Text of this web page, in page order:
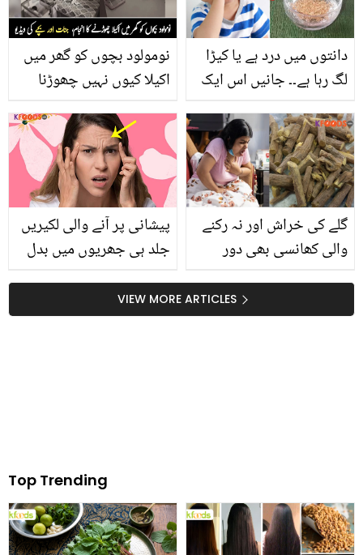
نومولود بچوں کو گھر میں
اکیلا کیوں نہیں چھوڑنا
بچے کے ساتھ جنات کی
خوفناک ویڈیو
دانتوں میں درد ہے یا کیڑا
لگ رہا ہے۔۔ جانیں اس ایک
استعمال کرنے سے دانتوں
کے مسائل اور تکلیف سے
چھٹکارہ کیسے ممکن ہے؟
پیشانی پر آنے والی لکیریں
جلد ہی جھریوں میں بدل
طریقہ کیا ہے؟
گلے کی خراش اور نہ رکنے
والی کھانسی بھی دور
کے وہ طریقے جو سب کو
لازمی معلوم ہونے چاہیں
VIEW MORE ARTICLES
Top Trending